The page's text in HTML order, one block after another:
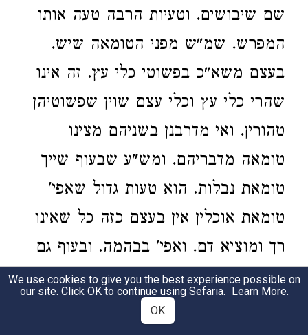
שם שיבושים. וטעיות הרבה טעה אותו
המפרש. שמ"ש מפני הטומאה שיש.
בעצם משא"כ בפשוטי כלי עץ. זה אינו
שהרי כלי עץ וכלי עצם שוין שפשוטיהן
טהורין. ואי מדרבנן בשניהם מצינו
טומאה מדבריהם. ומש"ע שבעוף שייך
טומאת נבלות. הוא טעות גדול שאפי'
טומאת אוכלין אין בעצם כזה כל שאינו
רך ומוציא דם. ואפי' בבהמה. ובעוף גם
בעצם הרך אין בו טומאה. שהרי שנינו
בחמשי אין בו טומאה חוץ מכנף העוז.
We use cookies to give you the best experience possible on
our site. Click OK to continue using Sefaria. Learn More.
OK